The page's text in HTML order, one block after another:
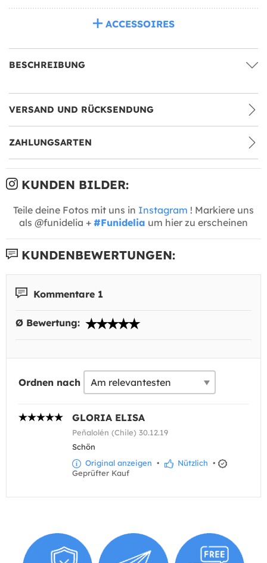
ACCESSOIRES
BESCHREIBUNG
VERSAND UND RÜCKSENDUNG
ZAHLUNGSARTEN
KUNDEN BILDER:
Teile deine Fotos mit uns in Instagram ! Markiere uns
als @funidelia + #Funidelia um hier zu erscheinen
KUNDENBEWERTUNGEN:
Kommentare 1
Ø Bewertung:
Ordnen nach
GLORIA ELISA
Peñalolén (Chile) 30.12.19
Schön
Original anzeigen • Nützlich •
Geprüfter Kauf